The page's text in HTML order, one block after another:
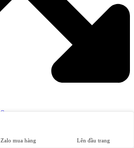
Zalo mua hàng Lên đầu trang